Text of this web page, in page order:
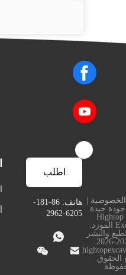
اطلب
اقتباس هاتف: 86-181-
6205-2962



جيدة
Excavator المورد.
والنشر
© 2023-2026
الحقوق